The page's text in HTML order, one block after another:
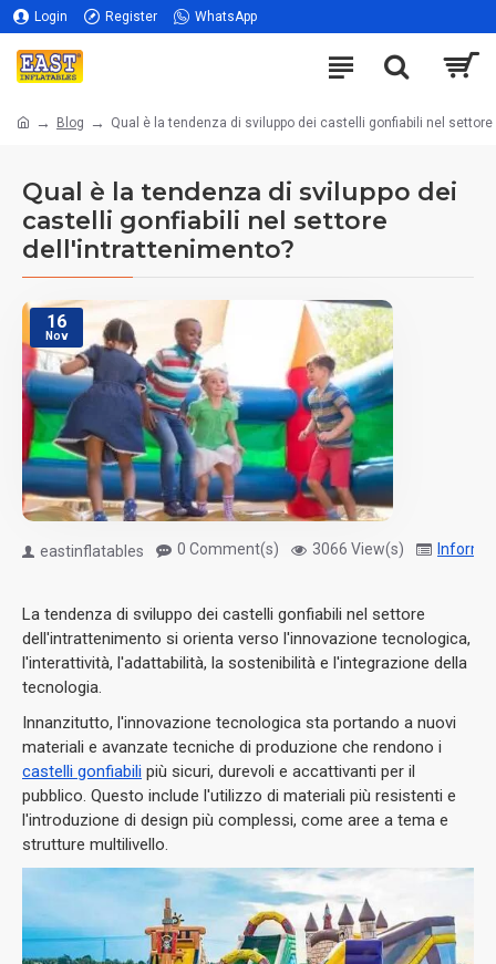
Login Register WhatsApp
Blog Qual è la tendenza di sviluppo dei castelli gonfiabili nel
Qual è la tendenza di sviluppo dei
castelli gonfiabili nel settore
dell'intrattenimento?
16
Nov
eastinflatables 0 Comment(s) 3066 View(s)
La tendenza di sviluppo dei castelli gonfiabili nel settore
dell'intrattenimento si orienta verso l'innovazione tecnologica,
l'interattività, l'adattabilità, la sostenibilità e l'integrazione della
tecnologia.
Innanzitutto, l'innovazione tecnologica sta portando a nuovi
materiali e avanzate tecniche di produzione che rendono i
castelli gonfiabili più sicuri, durevoli e accattivanti per il
pubblico. Questo include l'utilizzo di materiali più resistenti e
l'introduzione di design più complessi, come aree a tema e
strutture multilivello.